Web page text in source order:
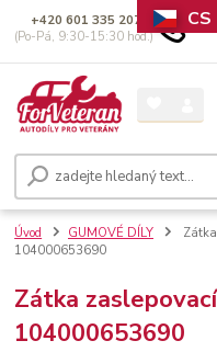
CS
+420 601 335 207
(Po-Pá, 9:30-15:30 hod.)
Úvod GUMOVÉ DÍLY
104000653690
Zátka
104000653690